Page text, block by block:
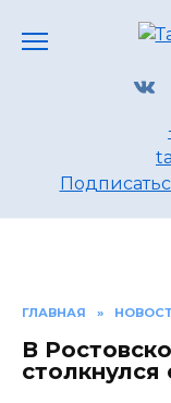
ГЛАВНАЯ »
В